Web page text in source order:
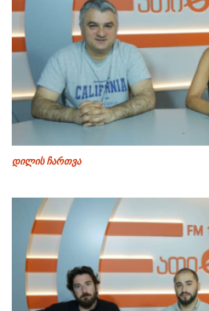
დილის ჩართვა